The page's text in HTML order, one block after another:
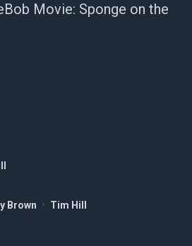
Brown • Tim Hill
Movie: Sponge on the